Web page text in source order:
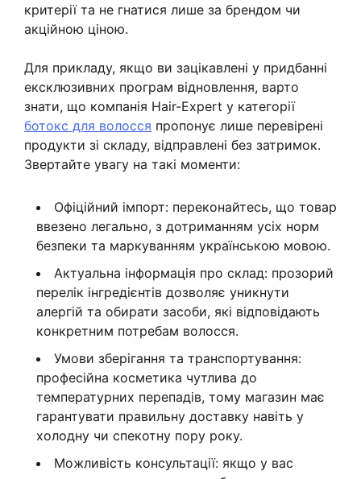
критерії та не гнатися лише за брендом чи
акційною ціною.
Для прикладу, якщо ви зацікавлені у придбанні
ексклюзивних програм відновлення, варто
знати, що компанія Hair-Expert у категорії
ботокс для волосся пропонує лише перевірені
продукти зі складу, відправлені без затримок.
Звертайте увагу на такі моменти:
Офіційний імпорт: переконайтесь, що товар
ввезено легально, з дотриманням усіх норм
безпеки та маркуванням українською мовою.
Актуальна інформація про склад: прозорий
перелік інгредієнтів дозволяє уникнути
алергій та обирати засоби, які відповідають
конкретним потребам волосся.
Умови зберігання та транспортування:
професійна косметика чутлива до
температурних перепадів, тому магазин має
гарантувати правильну доставку навіть у
холодну чи спекотну пору року.
Можливість консультації: якщо у вас